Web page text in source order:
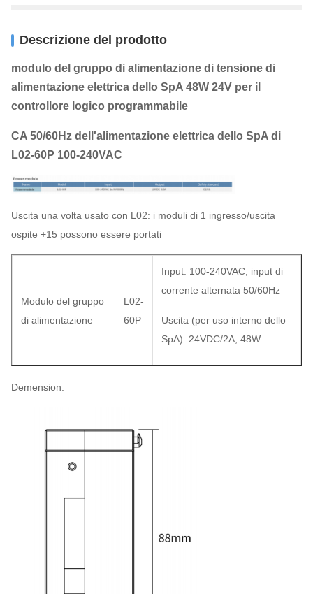
Descrizione del prodotto
modulo del gruppo di alimentazione di tensione di
alimentazione elettrica dello SpA 48W 24V per il
controllore logico programmabile
CA 50/60Hz dell'alimentazione elettrica dello SpA di
L02-60P 100-240VAC
Uscita una volta usato con L02: i moduli di 1 ingresso/uscita
ospite +15 possono essere portati
Modulo del gruppo
di alimentazione
L02-
60P
Input: 100-240VAC, input di
corrente alternata 50/60Hz
Uscita (per uso interno dello
SpA): 24VDC/2A, 48W
Demension: